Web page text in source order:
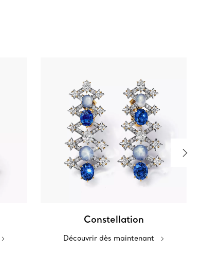
Constellation
Découvrir dès maintenant